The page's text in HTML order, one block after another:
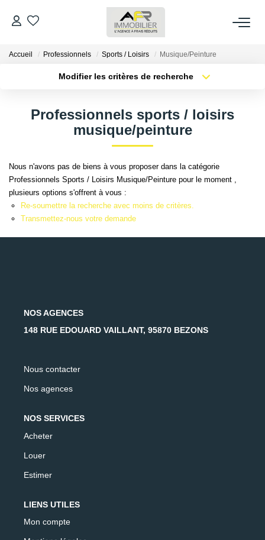
ACHETER
ESTIMER
FAIRE GÉRER
NOS AGENCES
AFR IMMOBILIER Chatou - Transaction
AFR IMMOBILIER Houilles
Accueil Professionnels Sports / Loisirs Musique/Peinture
Modifier les critères de recherche
Type de bien
Surface min
Créer une alerte
Professionnels sports / loisirs
musique/peinture
Nous n'avons pas de biens à vous proposer dans la catégorie
Professionnels Sports / Loisirs Musique/Peinture pour le moment ,
plusieurs options s'offrent à vous :
Re-soumettre la recherche avec moins de critères.
Transmettez-nous votre demande
NOS AGENCES
148 RUE EDOUARD VAILLANT, 95870 BEZONS
Nous contacter
Nos agences
NOS SERVICES
Acheter
Louer
Estimer
LIENS UTILES
Mon compte